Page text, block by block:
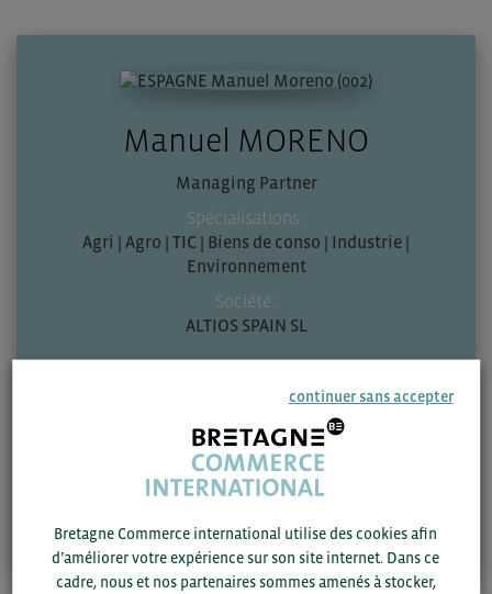
Manuel MORENO
Managing Partner
Spécialisations :
Agri | Agro | TIC | Biens de conso | Industrie |
Environnement
Société :
ALTIOS SPAIN SL
Espagne
Contactez-moi
continuer sans accepter
Bretagne Commerce international utilise des cookies afin
d’améliorer votre expérience sur son site internet. Dans ce
cadre, nous et nos partenaires sommes amenés à stocker,